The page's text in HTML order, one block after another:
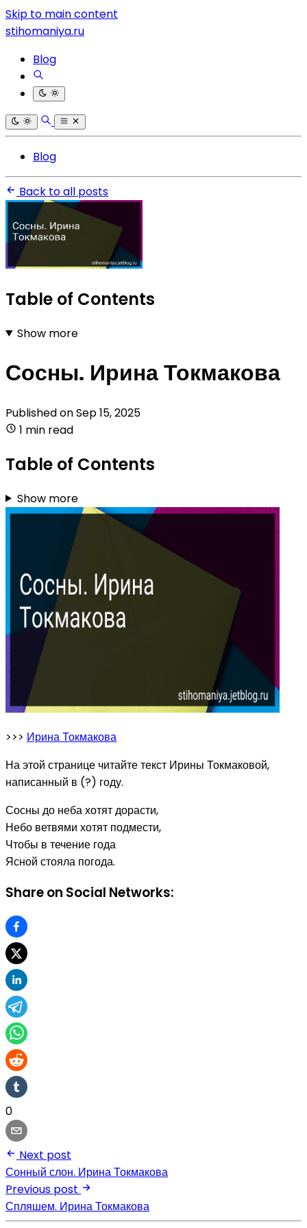
Skip to main content
stihomaniya.ru
Blog
Blog
Back to all posts
Table of Contents
Show more
Сосны. Ирина Токмакова
Published onSep 15, 2025
1 min read
Table of Contents
Show more
>>> Ирина Токмакова
На этой странице читайте текст Ирины Токмаковой,
написанный в (?) году.
Сосны до неба хотят дорасти,
Небо ветвями хотят подмести,
Чтобы в течение года
Ясной стояла погода.
Share on Social Networks:
0
Next post
Сонный слон. Ирина Токмакова
Previous post
Спляшем. Ирина Токмакова